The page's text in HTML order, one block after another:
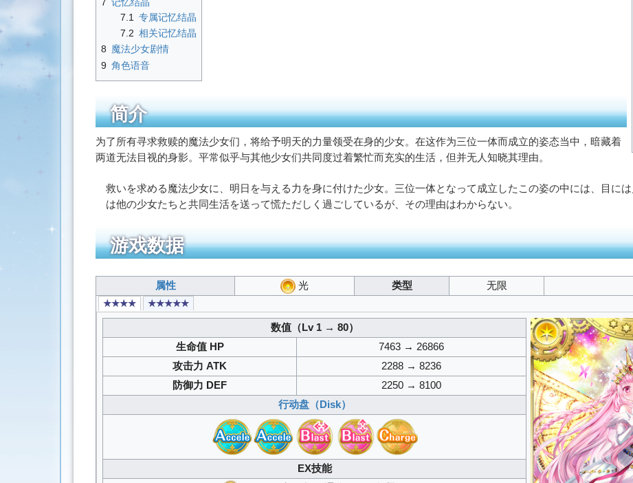
7.1
专属记忆结晶
7.2 相关记忆结晶
8 魔法少女剧情
9 角色语音
简介
为了所有寻求救赎的魔法少女们，将给予明天的力量领受在身的少女。在这作为三位一体而成立的姿态当中，暗藏着
两道无法目视的身影。平常似乎与其他少女们共同度过着繁忙而充实的生活，但并无人知晓其理由。
救いを求める魔法少女に、明日を与える力を身に付けた少女。三位一体となって成立したこの姿の中には、目に
は他の少女たちと共同生活を送って慌ただしく過ごしているが、その理由はわからない。
游戏数据
属性 光 类型 无限
★★★★ ★★★★★
数值（Lv 1 → 80）
生命值 HP
7463 → 26866
攻击力 ATK
2288 → 8236
防御力 DEF
2250 → 8100
行动盘（Disk）
EX技能